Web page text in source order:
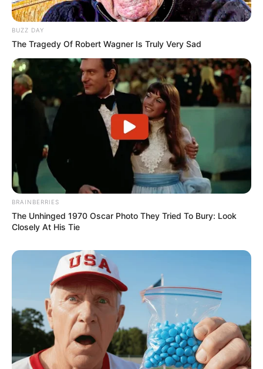
Felting craftgossip
BUZZ DAY
The Tragedy Of Robert Wagner Is Truly Very Sad
BRAINBERRIES
The Unhinged 1970 Oscar Photo They Tried To Bury: Look
Closely At His Tie